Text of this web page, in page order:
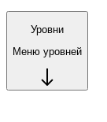
Уровни
Меню уровней